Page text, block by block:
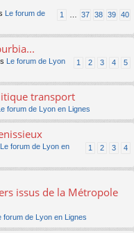
1 37 38 39 40
Le forum de
1 2 3 4 5
Le forum de Lyon
transport
Le forum de Lyon en Lignes
1 2 3 4
Le forum de Lyon en
issus de la Métropole
forum de Lyon en Lignes